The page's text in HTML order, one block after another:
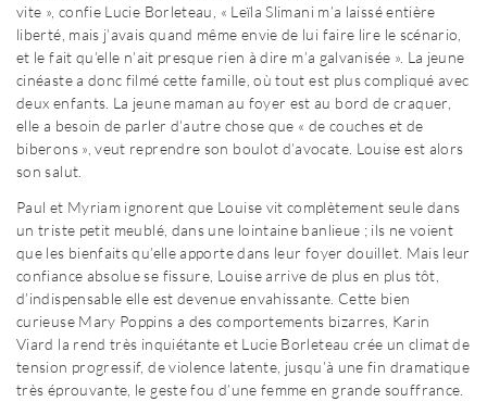
vite », confie Lucie Borleteau, « Leïla Slimani m’a laissé entière
liberté, mais j’avais quand même envie de lui faire lire le scénario,
et le fait qu’elle n’ait presque rien à dire m’a galvanisée ». La jeune
cinéaste a donc filmé cette famille, où tout est plus compliqué avec
deux enfants. La jeune maman au foyer est au bord de craquer,
elle a besoin de parler d’autre chose que « de couches et de
biberons », veut reprendre son boulot d’avocate. Louise est alors
son salut.
Paul et Myriam ignorent que Louise vit complètement seule dans
un triste petit meublé, dans une lointaine banlieue ; ils ne voient
que les bienfaits qu’elle apporte dans leur foyer douillet. Mais leur
confiance absolue se fissure, Louise arrive de plus en plus tôt,
d’indispensable elle est devenue envahissante. Cette bien
curieuse Mary Poppins a des comportements bizarres, Karin
Viard la rend très inquiétante et Lucie Borleteau crée un climat de
tension progressif, de violence latente, jusqu’à une fin dramatique
très éprouvante, le geste fou d’une femme en grande souffrance.